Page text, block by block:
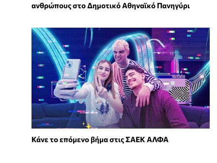
ανθρώπους στο Δημοτικό Αθηναϊκό Πανηγύρι
Κάνε το επόμενο βήμα στις ΣΑΕΚ ΑΛΦΑ